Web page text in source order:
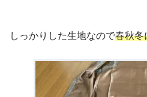
しっかりした生地なので春秋冬